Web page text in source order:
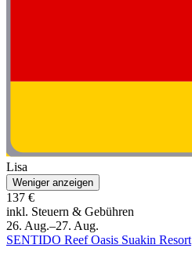
Lisa
Weniger anzeigen
137 €
inkl. Steuern & Gebühren
26. Aug.–27. Aug.
SENTIDO Reef Oasis Suakin Resort